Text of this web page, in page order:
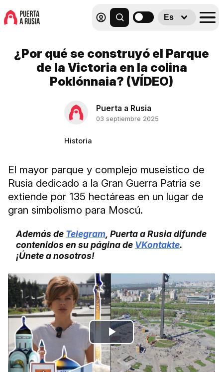
Es
¿Por qué se construyó el Parque
de la Victoria en la colina
Poklónnaia? (VÍDEO)
Puerta a Rusia
03 septiembre 2025
Historia
El mayor parque y complejo museístico de
Rusia dedicado a la Gran Guerra Patria se
extiende por 135 hectáreas en un lugar de
gran simbolismo para Moscú.
Además de Telegram , Puerta a Rusia difunde
contenidos en su página de VKontakte.
¡Únete a nosotros!
Play
Video